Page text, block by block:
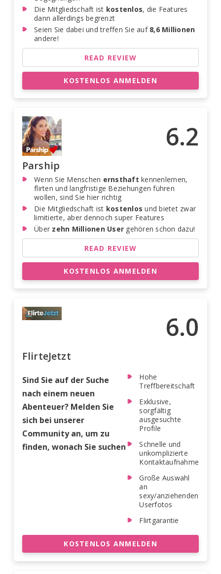
Die Mitgliedschaft ist kostenlos, die Features
dann allerdings begrenzt
Seien Sie dabei und treffen Sie auf 8,6 Millionen
andere!
READ REVIEW
KOSTENLOS ANMELDEN
6.2
Parship
Wenn Sie Menschen ernsthaft kennenlernen,
flirten und langfristige Beziehungen führen
wollen, sind Sie hier richtig
Die Mitgliedschaft ist kostenlos und bietet zwar
limitierte, aber dennoch super Features
Über zehn Millionen User gehören schon dazu!
READ REVIEW
KOSTENLOS ANMELDEN
6.0
FlirteJetzt
Sind Sie auf der Suche
nach einem neuen
Abenteuer? Melden Sie
sich bei unserer
Community an, um zu
finden, wonach Sie suchen
Hohe
Treffbereitschaft
Exklusive,
sorgfältig
ausgesuchte
Profile
Schnelle und
unkomplizierte
Kontaktaufnahme
Große Auswahl
an
sexy/anziehenden
Userfotos
Flirtgarantie
KOSTENLOS ANMELDEN